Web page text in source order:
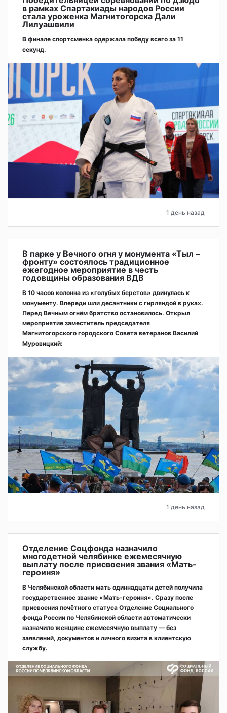
в рамках Спартакиады народов России
стала уроженка Магнитогорска Дали
Лилуашвили
В финале спортсменка одержала победу всего за 11
секунд.
1 день назад
В парке у Вечного огня у монумента «Тыл –
фронту» состоялось традиционное
ежегодное мероприятие в честь
годовщины образования ВДВ
В 10 часов колонна из «голубых беретов» двинулась к
монументу. Впереди шли десантники с гирляндой в руках.
Перед Вечным огнём братство остановилось. Открыл
мероприятие заместитель председателя
Магнитогорского городского Совета ветеранов Василий
Муровицкий:
1 день назад
Отделение Соцфонда назначило
многодетной челябинке ежемесячную
выплату после присвоения звания «Мать-
героиня»
В Челябинской области мать одиннадцати детей получила
государственное звание «Мать-героиня». Сразу после
присвоения почётного статуса Отделение Социального
фонда России по Челябинской области автоматически
назначило женщине ежемесячную выплату — без
заявлений, документов и личного визита в клиентскую
службу.